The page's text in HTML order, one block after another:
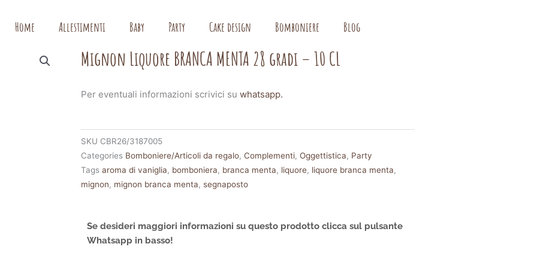
Home Allestimenti Baby Party Cake design Bomboniere Blog
Mignon Liquore BRANCA MENTA 28 gradi – 10 CL
Per eventuali informazioni scrivici suwhatsapp.
SKU CBR26/3187005
Categories Bomboniere/Articoli da regalo,Complementi,Oggettistica, Party
Tags aroma di vaniglia, bomboniera, branca menta, liquore, liquore branca menta,
mignon, mignon branca menta,segnaposto
Se desideri maggiori informazioni su questo prodotto clicca sul pulsante
Whatsapp in basso!